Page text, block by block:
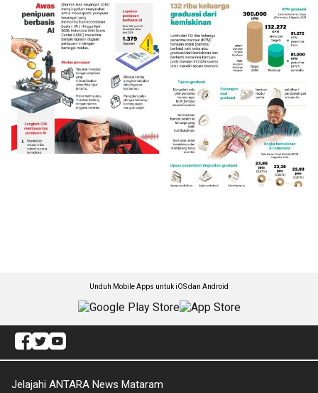
Unduh Mobile Apps untuk iOS dan Android
Jelajahi ANTARA News Mataram